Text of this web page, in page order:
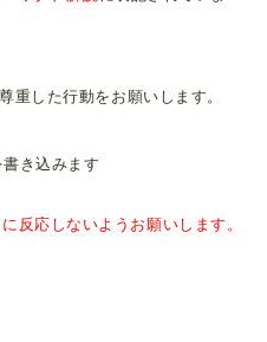
重した行動をお願いします。
き込みます
反応しないようお願いします。